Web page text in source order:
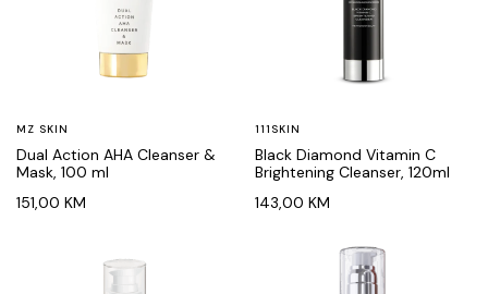
MZ SKIN
Dual Action AHA Cleanser &
Mask, 100 ml
151,00 KM
111SKIN
Black Diamond Vitamin C
Brightening Cleanser, 120ml
143,00 KM